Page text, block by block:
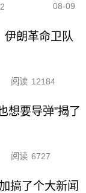
08-09
伊朗革命卫队
阅读 12184
想要导弹”揭了
阅读 6727
搞了个大新闻